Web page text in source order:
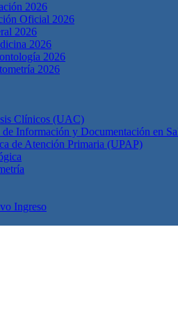
2026
Oficial 2026
2026
2026
2026
2026
Clínicos (UAC)
Información y Documentación en
de Atención Primaria (UPAP)
Ingreso